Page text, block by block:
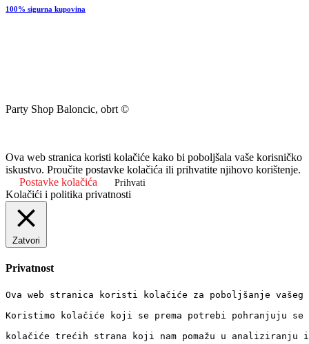
100% sigurna kupovina
Party Shop Baloncic, obrt ©
Ova web stranica koristi kolačiće kako bi poboljšala vaše korisničko
iskustvo. Proučite postavke kolačića ili prihvatite njihovo korištenje.
Postavke kolačića
Prihvati
Kolačići i politika privatnosti
Zatvori
Privatnost
Ova web stranica koristi kolačiće za poboljšanje
Koristimo kolačiće koji se prema potrebi pohranjuju
kolačiće trećih strana koji nam pomažu u